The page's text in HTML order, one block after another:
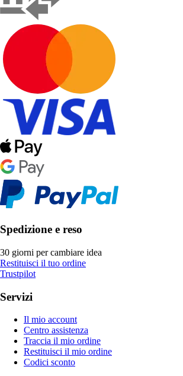
Spedizione e reso
30 giorni per cambiare idea
Restituisci il tuo ordine
Trustpilot
Servizi
Il mio account
Centro assistenza
Traccia il mio ordine
Restituisci il mio ordine
Codici sconto